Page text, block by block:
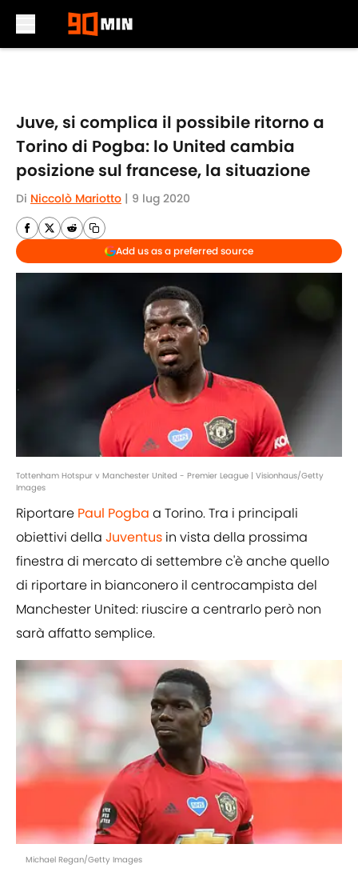
Juve, si complica il possibile ritorno a
Torino di Pogba: lo United cambia
posizione sul francese, la situazione
Di Niccolò Mariotto | 9 lug 2020
Add us as a preferred source
Tottenham Hotspur v Manchester United - Premier League | Visionhaus/Getty
Images
Riportare Paul Pogba a Torino. Tra i principali
obiettivi della Juventus in vista della prossima
finestra di mercato di settembre c'è anche quello
di riportare in bianconero il centrocampista del
Manchester United: riuscire a centrarlo però non
sarà affatto semplice.
Michael Regan/Getty Images